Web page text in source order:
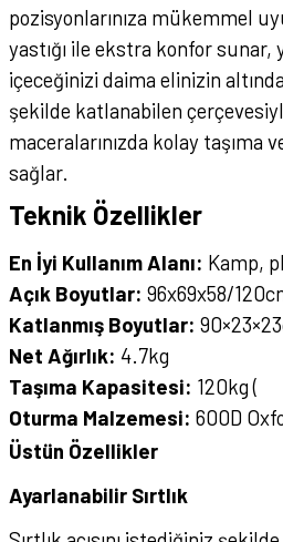
pozisyonlarınıza mükemmel
yastığı ile ekstra konfor sunar,
içeceğinizi daima elinizin
şekilde katlanabilen
maceralarınızda kolay taşıma
sağlar.
Teknik Özellikler
En İyi Kullanım Alanı: Kamp,
Açık Boyutlar: 96x69x58/
Katlanmış Boyutlar:
Net Ağırlık: 4.7kg
Taşıma Kapasitesi: 120kg (
Oturma Malzemesi: 600D
Üstün Özellikler
Ayarlanabilir Sırtlık